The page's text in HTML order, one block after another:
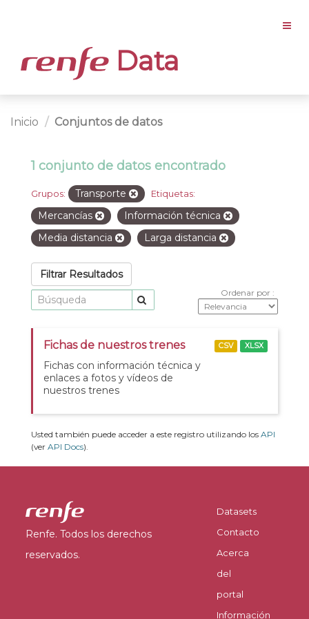
Data
Inicio Conjuntos de datos
1 conjunto de datos encontrado
Grupos: Transporte Etiquetas:
Mercancías
Información técnica
Media distancia
Larga distancia
Filtrar Resultados
Ordenar por
Fichas de nuestros trenes
Fichas con información técnica y
enlaces a fotos y vídeos de
nuestros trenes
CSV XLSX
Usted también puede acceder a este registro utilizando los API
(ver API Docs).
Renfe. Todos los derechos
reservados.
Datasets
Contacto
Acerca
del
portal
Información